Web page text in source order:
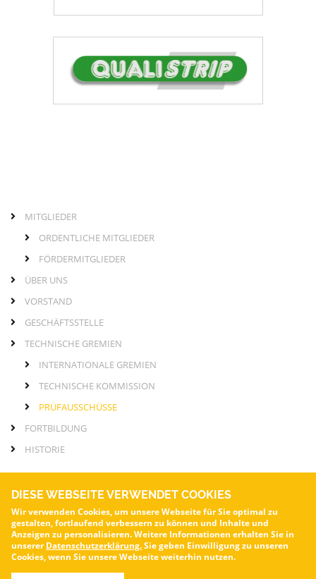
Seitenleiste
Seite
MITGLIEDER
ORDENTLICHE MITGLIEDER
FÖRDERMITGLIEDER
ÜBER UNS
VORSTAND
GESCHÄFTSSTELLE
TECHNISCHE GREMIEN
INTERNATIONALE GREMIEN
TECHNISCHE KOMMISSION
PRÜFAUSSCHÜSSE
FORTBILDUNG
HISTORIE
VOA – Verband für die Oberflächenveredelung von Aluminium e.V.
© Alle Rechte vorbehalten.voa.de
DIESE WEBSEITE VERWENDET COOKIES
Wir verwenden Cookies, um unsere Webseite für Sie optimal zu
gestalten, fortlaufend verbessern zu können und Inhalte und
Anzeigen zu personalisieren. Weitere Informationen erhalten Sie in
unsererDatenschutzerklärung.Sie geben Einwilligung zu unseren
Cookies, wenn Sie unsere Webseite weiterhin nutzen.